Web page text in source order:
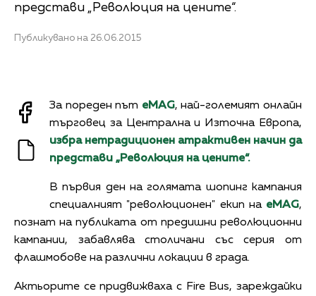
представи „Революция на цените“.
Публикувано на 26.06.2015
За пореден път eMAG, най-големият онлайн
търговец за Централна и Източна Европа,
избра нетрадиционен атрактивен начин да
представи „Революция на цените“.
В първия ден на голямата шопинг кампания
специалният "революционен" екип на eMAG,
познат на публиката от предишни революционни
кампании, забавлява столичани със серия от
флашмобове на различни локации в града.
Актьорите се придвижваха с Fire Bus, зареждайки